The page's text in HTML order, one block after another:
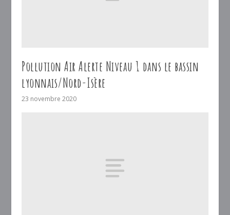
Pollution Air Alerte Niveau 1 dans le bassin
lyonnais/Nord-Isère
23 novembre 2020